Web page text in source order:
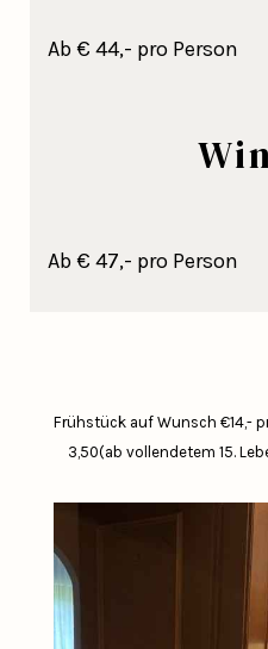
Ab € 44,- pro Person
Ab € 47,- pro Person
Frühstück auf Wunsch €14,-
3,50(ab vollendetem 15.